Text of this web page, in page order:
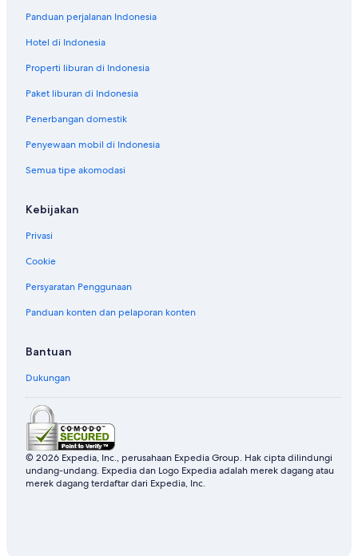
Panduan perjalanan Indonesia
Hotel di Indonesia
Properti liburan di Indonesia
Paket liburan di Indonesia
Penerbangan domestik
Penyewaan mobil di Indonesia
Semua tipe akomodasi
Kebijakan
Privasi
Cookie
Persyaratan Penggunaan
Panduan konten dan pelaporan konten
Bantuan
Dukungan
© 2026 Expedia, Inc., perusahaan Expedia Group. Hak cipta dilindungi
undang-undang. Expedia dan Logo Expedia adalah merek dagang atau
merek dagang terdaftar dari Expedia, Inc.